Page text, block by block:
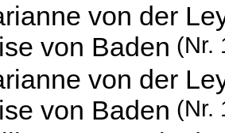
von der
von Baden (Nr.
von der
von Baden (Nr.